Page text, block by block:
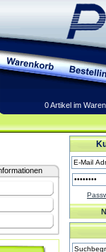
0 Artikel im